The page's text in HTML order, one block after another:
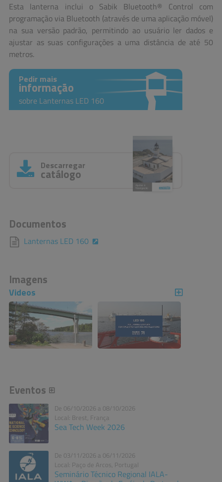
Esta lanterna inclui o Sabik Bluetooth® Control com
programação via Bluetooth (através de uma aplicação móvel)
na sua versão padrão, permitindo ao usuário ler dados e
ajustar as suas configurações a uma distância de até 50
metros.
Pedir mais
informação
sobre Lanternas LED 160
Descarregar
catálogo
Documentos
Lanternas LED 160
Imagens
Videos
Eventos
De 06/10/2026 a 08/10/2026
Local: Brest, França
Sea Tech Week 2026
De 03/11/2026 a 06/11/2026
Local: Paço de Arcos, Portugal
Seminário Técnico Regional IALA-